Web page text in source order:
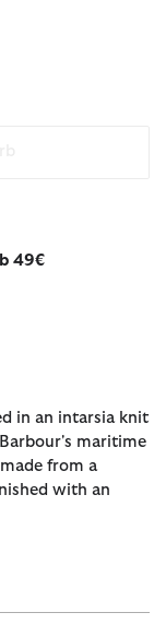
49€
in an intarsia knit
maritime
from a
with an